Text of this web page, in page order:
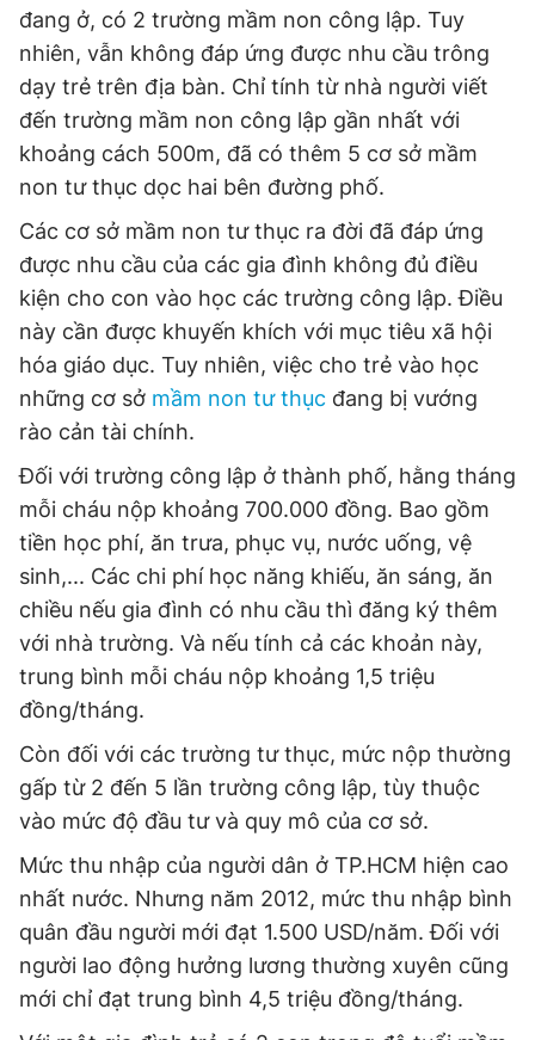
đang ở, có 2 trường mầm non công lập. Tuy
nhiên, vẫn không đáp ứng được nhu cầu trông
dạy trẻ trên địa bàn. Chỉ tính từ nhà người viết
đến trường mầm non công lập gần nhất với
khoảng cách 500m, đã có thêm 5 cơ sở mầm
non tư thục dọc hai bên đường phố.
Các cơ sở mầm non tư thục ra đời đã đáp ứng
được nhu cầu của các gia đình không đủ điều
kiện cho con vào học các trường công lập. Điều
này cần được khuyến khích với mục tiêu xã hội
hóa giáo dục. Tuy nhiên, việc cho trẻ vào học
những cơ sở mầm non tư thục đang bị vướng
rào cản tài chính.
Đối với trường công lập ở thành phố, hằng tháng
mỗi cháu nộp khoảng 700.000 đồng. Bao gồm
tiền học phí, ăn trưa, phục vụ, nước uống, vệ
sinh,... Các chi phí học năng khiếu, ăn sáng, ăn
chiều nếu gia đình có nhu cầu thì đăng ký thêm
với nhà trường. Và nếu tính cả các khoản này,
trung bình mỗi cháu nộp khoảng 1,5 triệu
đồng/tháng.
Còn đối với các trường tư thục, mức nộp thường
gấp từ 2 đến 5 lần trường công lập, tùy thuộc
vào mức độ đầu tư và quy mô của cơ sở.
Mức thu nhập của người dân ở TP.HCM hiện cao
nhất nước. Nhưng năm 2012, mức thu nhập bình
quân đầu người mới đạt 1.500 USD/năm. Đối với
người lao động hưởng lương thường xuyên cũng
mới chỉ đạt trung bình 4,5 triệu đồng/tháng.